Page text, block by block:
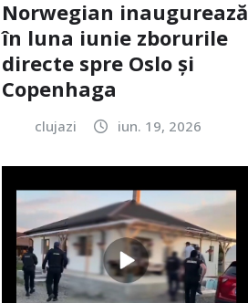
Norwegian inaugurează
în luna iunie zborurile
directe spre Oslo și
Copenhaga
clujazi iun. 19, 2026